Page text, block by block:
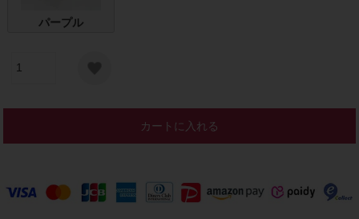
パープル
カートに入れる